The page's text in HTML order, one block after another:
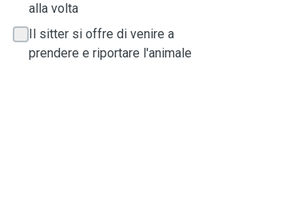
alla volta
Il sitter si offre di venire a
prendere e riportare l'animale